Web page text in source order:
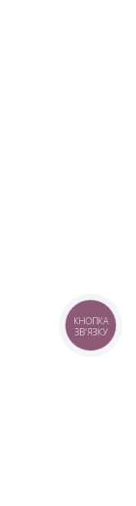
КНОПКА
ЗВ'ЯЗКУ